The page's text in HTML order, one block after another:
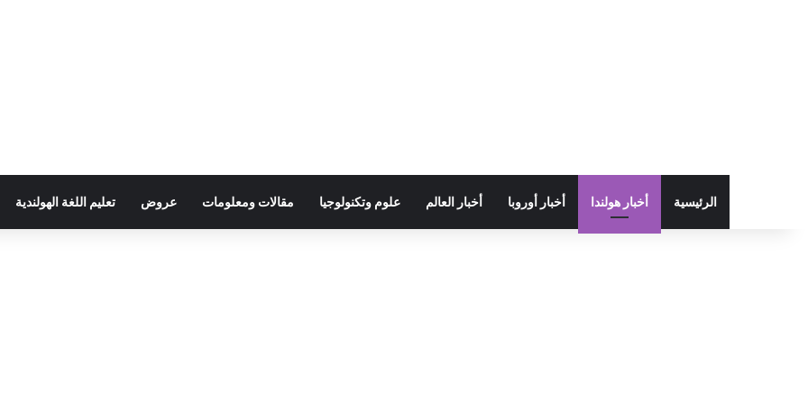
الرئيسية أخبار هولندا أخبار أوروبا أخبار العالم علوم وتكنولوجيا مقالات ومعلومات عروض تعليم اللغة الهولندية